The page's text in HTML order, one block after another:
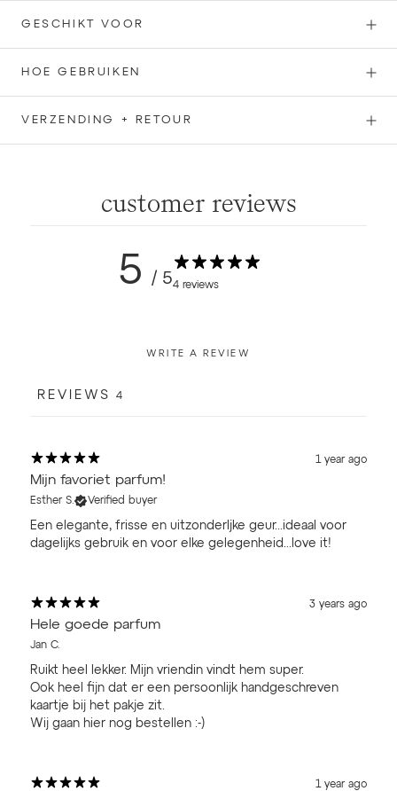
GESCHIKT VOOR
HOE GEBRUIKEN
VERZENDING + RETOUR
customer reviews
5 / 54 reviews
WRITE A REVIEW
REVIEWS 4
1 year ago
Mijn favoriet parfum!
Esther S. Verified buyer
Een elegante, frisse en uitzonderljke geur...ideaal voor
dagelijks gebruik en voor elke gelegenheid...love it!
3 years ago
Hele goede parfum
Jan C.
Ruikt heel lekker. Mijn vriendin vindt hem super.
Ook heel fijn dat er een persoonlijk handgeschreven
kaartje bij het pakje zit.
Wij gaan hier nog bestellen :-)
1 year ago